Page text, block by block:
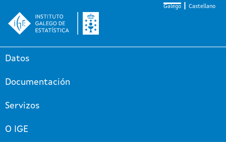
Galego Castellano
Datos
Documentación
Servizos
O IGE